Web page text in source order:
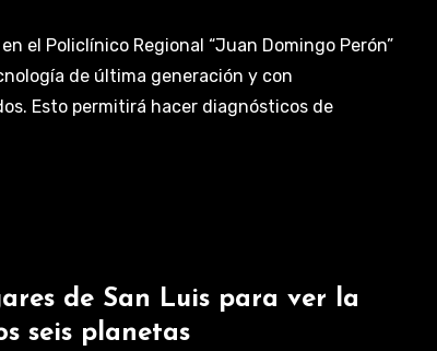
el Policlínico Regional “Juan Domingo Perón”
de última generación y con
Esto permitirá hacer diagnósticos de
de San Luis para ver la
seis planetas